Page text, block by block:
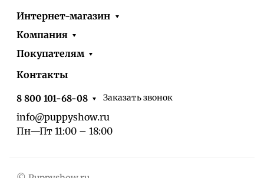
Интернет-магазин
Компания
Покупателям
Контакты
8 800 101-68-08 Заказать звонок
info@puppyshow.ru
Пн—Пт 11:00 – 18:00